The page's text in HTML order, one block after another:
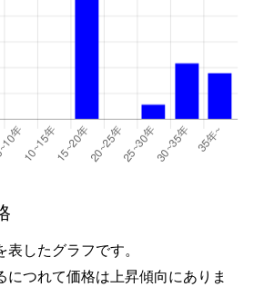
したグラフです。
につれて価格は上昇傾向にありま